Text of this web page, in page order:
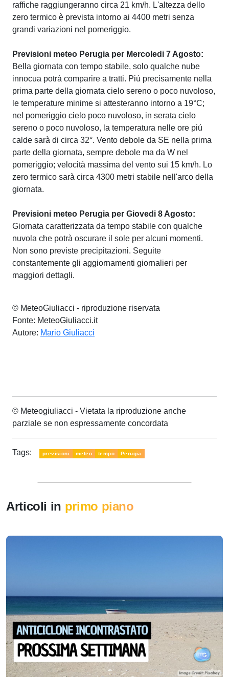
raffiche raggiungeranno circa 21 km/h. L'altezza dello
zero termico è prevista intorno ai 4400 metri senza
grandi variazioni nel pomeriggio.
Previsioni meteo Perugia per Mercoledi 7 Agosto:
Bella giornata con tempo stabile, solo qualche nube
innocua potrà comparire a tratti. Piú precisamente nella
prima parte della giornata cielo sereno o poco nuvoloso,
le temperature minime si attesteranno intorno a 19°C;
nel pomeriggio cielo poco nuvoloso, in serata cielo
sereno o poco nuvoloso, la temperatura nelle ore piú
calde sarà di circa 32°. Vento debole da SE nella prima
parte della giornata, sempre debole ma da W nel
pomeriggio; velocità massima del vento sui 15 km/h. Lo
zero termico sarà circa 4300 metri stabile nell'arco della
giornata.
Previsioni meteo Perugia per Giovedi 8 Agosto:
Giornata caratterizzata da tempo stabile con qualche
nuvola che potrà oscurare il sole per alcuni momenti.
Non sono previste precipitazioni. Seguite
constantemente gli aggiornamenti giornalieri per
maggiori dettagli.
© MeteoGiuliacci - riproduzione riservata
Fonte: MeteoGiuliacci.it
Autore: Mario Giuliacci
© Meteogiuliacci - Vietata la riproduzione anche
parziale se non espressamente concordata
Tags: previsioni meteo tempo Perugia
Articoli in primo piano